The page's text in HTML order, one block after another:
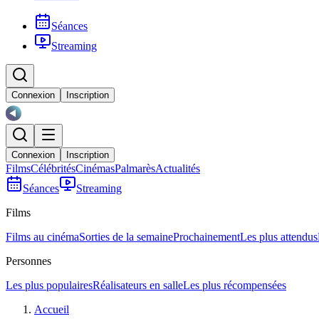
Séances
Streaming
Connexion Inscription
Connexion Inscription
FilmsCélébritésCinémasPalmarèsActualités
Séances
Streaming
Films
Films au cinémaSorties de la semaineProchainementLes plus attendus
Personnes
Les plus populairesRéalisateurs en salleLes plus récompensées
Accueil